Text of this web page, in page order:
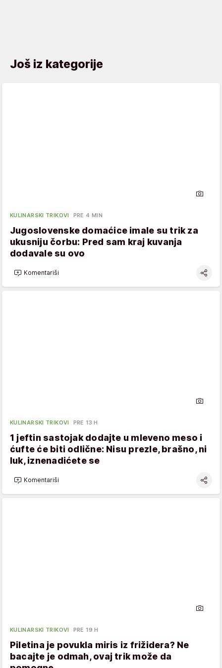
Još iz kategorije
KULINARSKI TRIKOVI PRE 4 MIN
Jugoslovenske domaćice imale su trik za
ukusniju čorbu: Pred sam kraj kuvanja
dodavale su ovo
Komentariši
KULINARSKI TRIKOVI PRE 13 H
1 jeftin sastojak dodajte u mleveno meso i
ćufte će biti odlične: Nisu prezle, brašno, ni
luk, iznenadićete se
Komentariši
KULINARSKI TRIKOVI PRE 19 H
Piletina je povukla miris iz frižidera? Ne
bacajte je odmah, ovaj trik može da